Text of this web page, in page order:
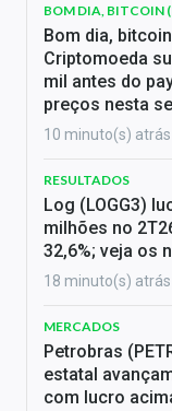
BOM DIA, BITCOIN
Bom dia,
Criptomoeda
mil antes do
preços nesta
10 minuto(s) atrás
RESULTADOS
Log (LOGG3)
milhões no
32,6%; veja os
18 minuto(s) atrás
MERCADOS
Petrobras
estatal
com lucro